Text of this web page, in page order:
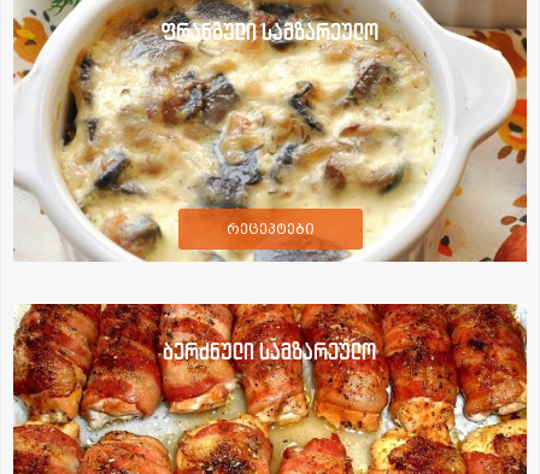
ფრანგული სამზარეულო
რეცეპტები
ბერძნული სამზარეულო